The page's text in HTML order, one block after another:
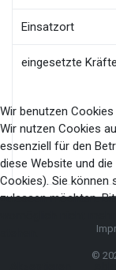
Einsatzort
eingesetzte Kräfte
©
Wir benutzen Cookies
Wir nutzen Cookies
essenziell für den
diese Website und
Cookies). Sie können
zulassen möchten.